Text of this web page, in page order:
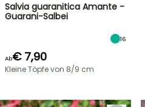
Salvia guaranitica Amante -
Guarani-Salbei
16
Ab€ 7,90
Kleine Töpfe von 8/9 cm